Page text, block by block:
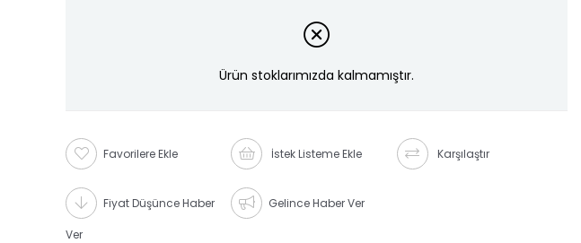
Ürün stoklarımızda kalmamıştır.
Favorilere Ekle İstek Listeme Ekle Karşılaştır
Fiyat Düşünce Haber
Ver
Gelince Haber Ver